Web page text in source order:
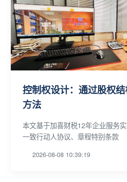
控制权设计：通过股权
方法
本文基于加喜财税12年企业服务实
一致行动人协议、章程特别条款
2026-08-08 10:39:19